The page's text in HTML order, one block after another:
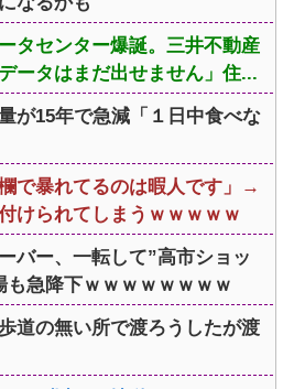
タセンター爆誕。三井不動産
ータはまだ出せません」住...
が15年で急減「１日中食べな
で暴れてるのは暇人です」→
けられてしまうｗｗｗｗｗ
バー、一転して”高市ショッ
急降下ｗｗｗｗｗｗｗｗ
道の無い所で渡ろうしたが渡